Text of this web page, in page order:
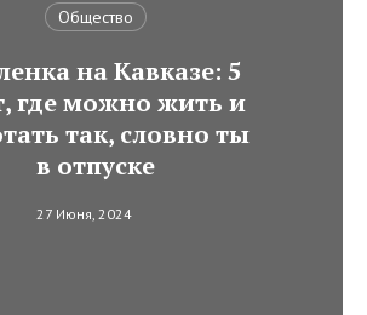
Общество
на Кавказе: 5
где можно жить и
так, словно ты
в отпуске
27 Июня, 2024